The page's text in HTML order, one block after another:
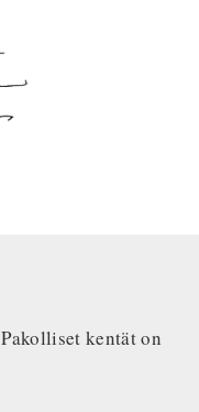
Pakolliset kentät on